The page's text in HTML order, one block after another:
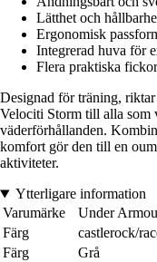
Lätthet och
Ergonomisk
Integrerad huva för
Flera praktiska
Designad för träning,
Velociti Storm till alla som
väderförhållanden.
komfort gör den till en
aktiviteter.
Ytterligare information
Varumärke
Under
Färg
castlerock/
Färg
Grå